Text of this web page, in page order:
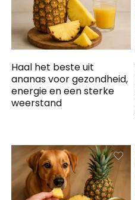
Haal het beste uit
ananas voor gezondheid,
energie en een sterke
weerstand